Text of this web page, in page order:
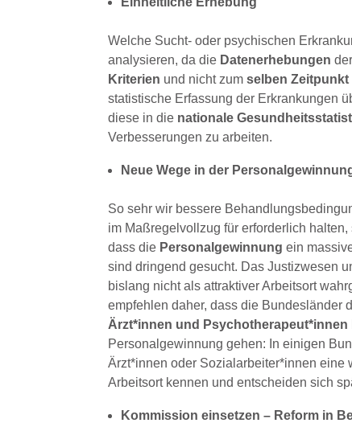
Welche Sucht- oder psychischen
analysieren, da die Datenerhebungen
Kriterien und nicht zumselben Zeitpunkt
statistische Erfassung der Erkrankungen
diese in die nationale
Verbesserungen zu arbeiten.
Neue Wege in der
So sehr wir bessere
im Maßregelvollzug für erforderlich
dass die Personalgewinnungein
sind dringend gesucht. Das Justizwesen
bislang nicht als attraktiver Arbeitsort
empfehlen daher, dass die Bundesländer
Ärzt*innen und Psychotherapeut*innen
Personalgewinnung gehen: In einigen
Ärzt*innen oder Sozialarbeiter*innen
Arbeitsort kennen und entscheiden sich
Kommission einsetzen – Reform in